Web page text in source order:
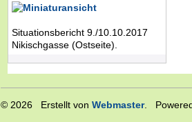
Situationsbericht 9./10.10.2017
Nikischgasse (Ostseite).
© 2026 Erstellt von Webmaster.